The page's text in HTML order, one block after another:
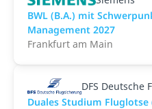
BWL (B.A.) mit
Management 2027
Frankfurt am Main
DFS Deutsche
Duales Studium